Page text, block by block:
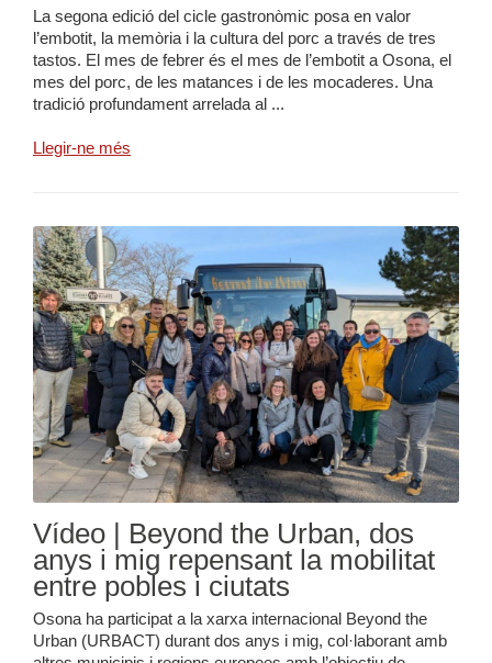
La segona edició del cicle gastronòmic posa en valor
l’embotit, la memòria i la cultura del porc a través de tres
tastos. El mes de febrer és el mes de l’embotit a Osona, el
mes del porc, de les matances i de les mocaderes. Una
tradició profundament arrelada al ...
Llegir-ne més
Vídeo | Beyond the Urban, dos
anys i mig repensant la mobilitat
entre pobles i ciutats
Osona ha participat a la xarxa internacional Beyond the
Urban (URBACT) durant dos anys i mig, col·laborant amb